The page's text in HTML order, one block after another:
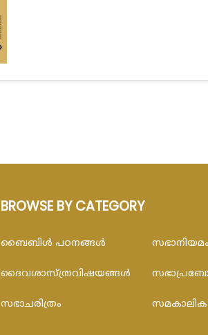
BROWSE BY CATEGORY
ബൈബിള്‍ പഠനങ്ങള്‍
ദൈവശാസ്ത്രവിഷയങ്ങള്‍
സഭാചരിത്രം
സഭാനിയമം